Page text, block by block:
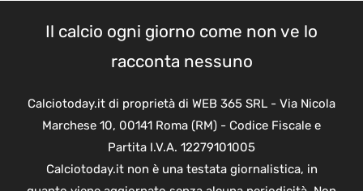
Il calcio ogni giorno come non ve lo
racconta nessuno
Calciotoday.it di proprietà di WEB 365 SRL - Via Nicola
Marchese 10, 00141 Roma (RM) - Codice Fiscale e
Partita I.V.A. 12279101005
Calciotoday.it non è una testata giornalistica, in